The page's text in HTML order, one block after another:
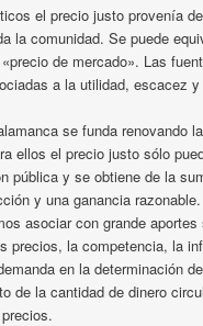
el precio justo provenía
la comunidad. Se puede
de mercado». Las
a la utilidad, escacez
se funda renovando
ellos el precio justo sólo
pública y se obtiene de la
y una ganancia
asociar con grande aportes
precios, la competencia, la
en la determinación
de la cantidad de dinero